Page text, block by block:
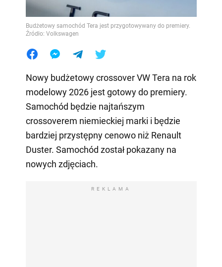
Budżetowy samochód Tera jest przygotowywany do premiery.
Źródło: Volkswagen
Nowy budżetowy crossover VW Tera na rok
modelowy 2026 jest gotowy do premiery.
Samochód będzie najtańszym
crossoverem niemieckiej marki i będzie
bardziej przystępny cenowo niż Renault
Duster. Samochód został pokazany na
nowych zdjęciach.
REKLAMA